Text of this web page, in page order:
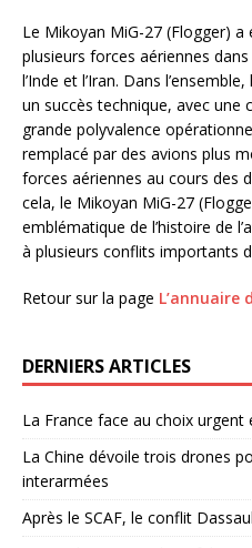
Le Mikoyan MiG-27 (Flogger)
plusieurs forces aériennes
l’Inde et l’Iran. Dans
un succès technique, avec une
grande polyvalence
remplacé par des avions plus
forces aériennes au cours des
cela, le Mikoyan MiG-27
emblématique de l’histoire de
à plusieurs conflits importants
Retour sur la page L’annuaire
DERNIERS ARTICLES
La France face au choix urgent
La Chine dévoile trois drones
interarmées
Après le SCAF, le conflit